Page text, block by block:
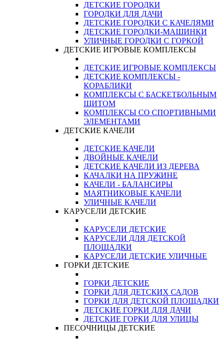
ДЕТСКИЕ ГОРОДКИ
ГОРОДКИ ДЛЯ ДАЧИ
ДЕТСКИЕ ГОРОДКИ С КАЧЕЛЯМИ
ДЕТСКИЕ ГОРОДКИ-МАШИНКИ
УЛИЧНЫЕ ГОРОДКИ С ГОРКОЙ
ДЕТСКИЕ ИГРОВЫЕ КОМПЛЕКСЫ
ДЕТСКИЕ ИГРОВЫЕ КОМПЛЕКСЫ
ДЕТСКИЕ КОМПЛЕКСЫ -
КОРАБЛИКИ
КОМПЛЕКСЫ С БАСКЕТБОЛЬНЫМ
ЩИТОМ
КОМПЛЕКСЫ СО СПОРТИВНЫМИ
ЭЛЕМЕНТАМИ
ДЕТСКИЕ КАЧЕЛИ
ДЕТСКИЕ КАЧЕЛИ
ДВОЙНЫЕ КАЧЕЛИ
ДЕТСКИЕ КАЧЕЛИ ИЗ ДЕРЕВА
КАЧАЛКИ НА ПРУЖИНЕ
КАЧЕЛИ - БАЛАНСИРЫ
МАЯТНИКОВЫЕ КАЧЕЛИ
УЛИЧНЫЕ КАЧЕЛИ
КАРУСЕЛИ ДЕТСКИЕ
КАРУСЕЛИ ДЕТСКИЕ
КАРУСЕЛИ ДЛЯ ДЕТСКОЙ
ПЛОЩАДКИ
КАРУСЕЛИ ДЕТСКИЕ УЛИЧНЫЕ
ГОРКИ ДЕТСКИЕ
ГОРКИ ДЕТСКИЕ
ГОРКИ ДЛЯ ДЕТСКИХ САДОВ
ГОРКИ ДЛЯ ДЕТСКОЙ ПЛОЩАДКИ
ДЕТСКИЕ ГОРКИ ДЛЯ ДАЧИ
ДЕТСКИЕ ГОРКИ ДЛЯ УЛИЦЫ
ПЕСОЧНИЦЫ ДЕТСКИЕ